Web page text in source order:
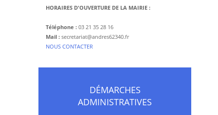
HORAIRES D'OUVERTURE DE LA MAIRIE :
Téléphone : 03 21 35 28 16
Mail : secretariat@andres62340.fr
​NOUS CONTACTER
DÉMARCHES
ADMINISTRATIVES